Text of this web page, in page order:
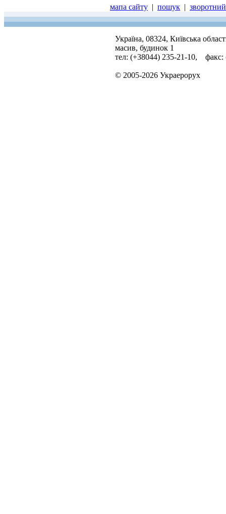
мапа сайту | пошук |
Україна, 08324, Київська
масив, будинок 1
тел: (+38044) 235-21-10, факс:
© 2005-2026 Украерорух